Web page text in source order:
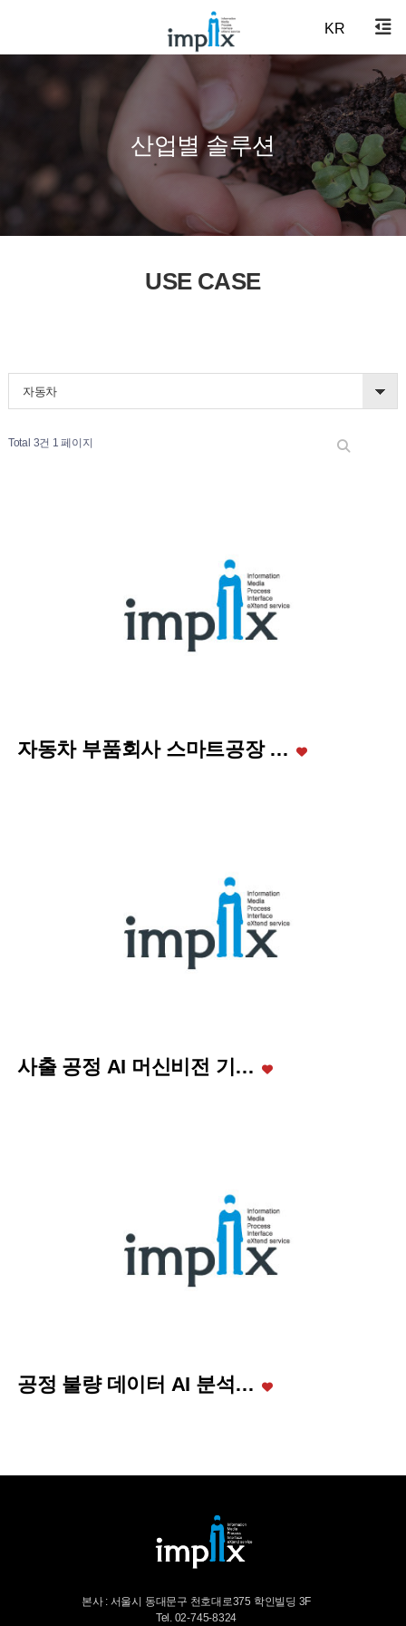
KR
산업별 솔루션
USE CASE
자동차
Total 3건 1 페이지
자동차 부품회사 스마트공장 …
사출 공정 AI 머신비전 기…
공정 불량 데이터 AI 분석…
본사 : 서울시 동대문구 천호대로375 학인빌딩 3F
Tel. 02-745-8324